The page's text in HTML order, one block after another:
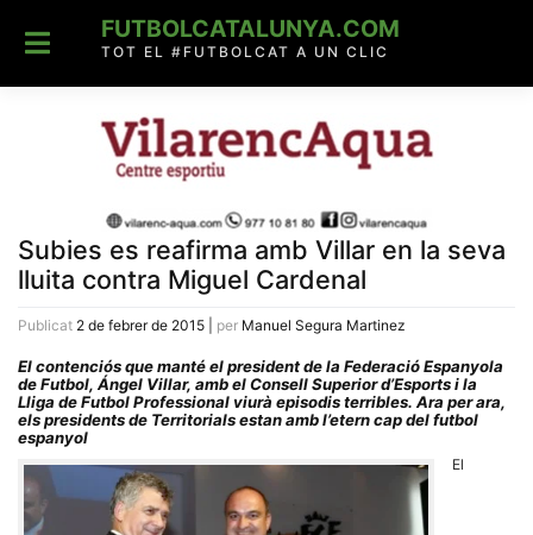
content
FUTBOLCATALUNYA.COM
TOT EL #FUTBOLCAT A UN CLIC
Subies es reafirma amb Villar en la seva
lluita contra Miguel Cardenal
Publicat 2 de febrer de 2015 per Manuel Segura Martinez
El contenciós que manté el president de la Federació Espanyola
de Futbol, Ángel Villar, amb el Consell Superior d’Esports i la
Lliga de Futbol Professional viurà episodis terribles. Ara per ara,
els presidents de Territorials estan amb l’etern cap del futbol
espanyol
El